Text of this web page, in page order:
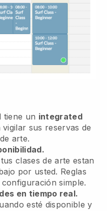
tiene un integrated
sus reservas de
arte.
clases de arte estan
por usted. Reglas
simple.
en tiempo real.
esté disponibley